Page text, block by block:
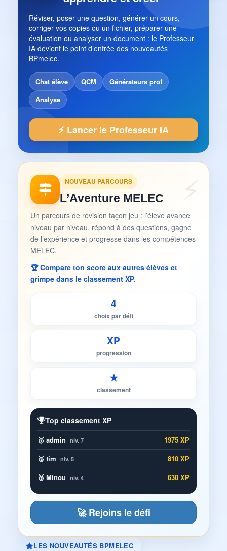
Réviser, poser une question, générer un cours,
corriger vos copies ou un fichier, préparer une
évaluation ou analyser un document : le Professeur
IA devient le point d’entrée des nouveautés
BPmelec.
Chat élève QCM
Générateurs prof
Analyse
⚡ Lancer le Professeur IA
NOUVEAU PARCOURS
L’Aventure MELEC
Un parcours de révision façon jeu : l’élève avance
niveau par niveau, répond à des questions, gagne
de l’expérience et progresse dans les compétences
MELEC.
🏆 Compare ton score aux autres élèves et
grimpe dans le classement XP.
4
choix par défi
XP
progression
★
classement
Top classement XP
🥇 admin niv. 7
1975 XP
🥈 tim niv. 5
810 XP
🥉 Minou niv. 4 630 XP
🚀 Rejoins le défi
LES NOUVEAUTÉS BPMELEC